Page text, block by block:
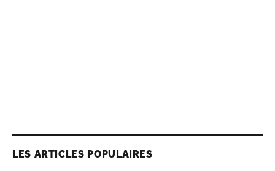
LES ARTICLES POPULAIRES